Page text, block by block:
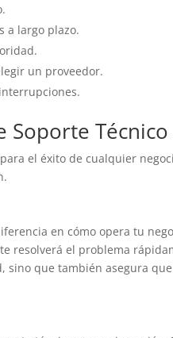
a largo plazo.
un proveedor.
el éxito de cualquier
en cómo opera tu
resolverá el problema
que también asegura